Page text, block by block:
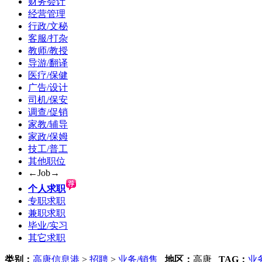
经营管理
行政/文秘
客服/打杂
教师/教授
导游/翻译
医疗/保健
广告/设计
司机/保安
调查/促销
家教/辅导
家政/保姆
技工/普工
其他职位
←Job→
个人求职
专职求职
兼职求职
毕业/实习
其它求职
类别： 高唐信息港 > 招聘 > 业务/销售 地区： 高唐 TAG： 业